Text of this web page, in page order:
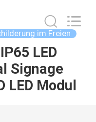
im Freien
LED
Signage
LED Modul